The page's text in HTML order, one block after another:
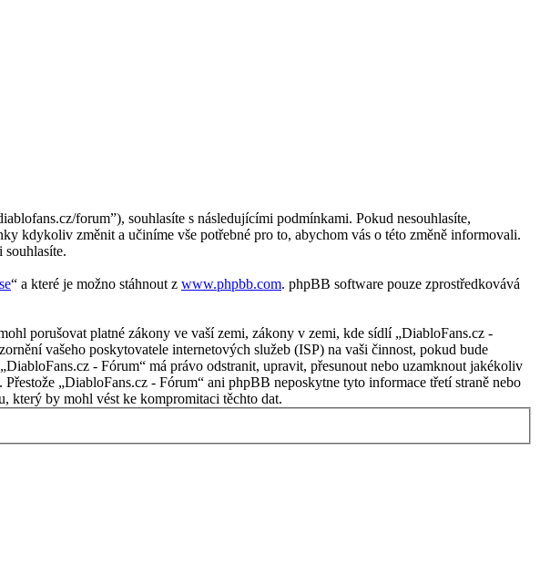
forum”), souhlasíte s následujícími podmínkami. Pokud nesouhlasíte,
kdykoliv změnit a učiníme vše potřebné pro to, abychom vás o této změně informovali.
“ a které je možno stáhnout z www.phpbb.com. phpBB software pouze zprostředkovává
porušovat platné zákony ve vaší zemi, zákony v zemi, kde sídlí „DiabloFans.cz -
vašeho poskytovatele internetových služeb (ISP) na vaši činnost, pokud bude
- Fórum“ má právo odstranit, upravit, přesunout nebo uzamknout jakékoliv
„DiabloFans.cz - Fórum“ ani phpBB neposkytne tyto informace třetí straně nebo
který by mohl vést ke kompromitaci těchto dat.